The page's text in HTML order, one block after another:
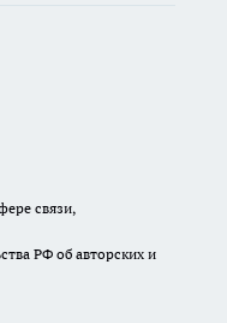
связи,
РФ об авторских и